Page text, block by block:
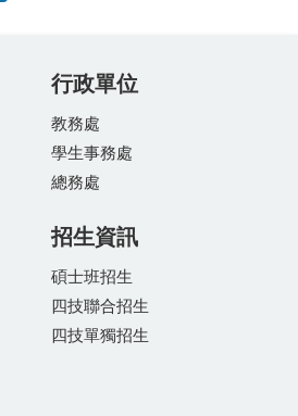
行政單位
教務處
學生事務處
總務處
招生資訊
碩士班招生
四技聯合招生
四技單獨招生